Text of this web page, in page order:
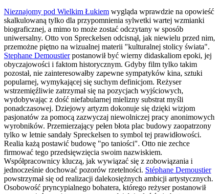
Nieznajomy pod Wielkim Łukiem wygląda wprawdzie na opowieść
skalkulowaną tylko dla przypomnienia sylwetki wartej wzmianki
biograficznej, a mimo to może zostać odczytany w sposób
uniwersalny. Otto von Spreckelsen odcisnął, jak niewielu przed nim,
przemożne piętno na wizualnej materii "kulturalnej stolicy świata".
Stephane Demoustierpostanowił być wierny didaskaliom epoki, jej
obyczajowości i faktom historycznym. Gdyby film tylko takim
pozostał, nie zainteresowałby zapewne sympatyków kina, sztuki
popularnej, wymykającej się suchym definicjom. Reżyser
wstrzemięźliwie zatrzymał się na pozycjach wyjściowych,
wydobywając z dość niefabularnej mielizny substrat myśli
ponadczasowej. Dziejowy artyzm dokonuje się dzięki wizjom
pasjonatów za pomocą zazwyczaj niewolniczej pracy anonimowych
wyrobników. Przemierzający pełen błota plac budowy zaopatrzony
tylko w letnie sandały Spreckelsen to symbol tej prawidłowości.
Realia każą postawić budowę "po taniości". Otto nie zechce
firmować tego przedsięwzięcia swoim nazwiskiem.
Współpracownicy kluczą, jak wywiązać się z zobowiązania i
jednocześnie dochować pozorów rzetelności. Stéphane Demoustier
powstrzymał się od realizacji dalekosiężnych ambicji artystycznych.
Osobowość pryncypialnego bohatera, którego reżyser postanowił